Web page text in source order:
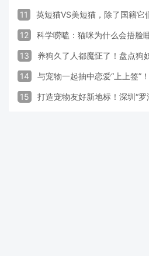
11 英短猫VS美短猫，除了国籍它
12 科学唠嗑：猫咪为什么会捂脸
13 养狗久了人都魔怔了！盘点狗
14 与宠物一起抽中恋爱“上上签”
15 打造宠物友好新地标！深圳“罗